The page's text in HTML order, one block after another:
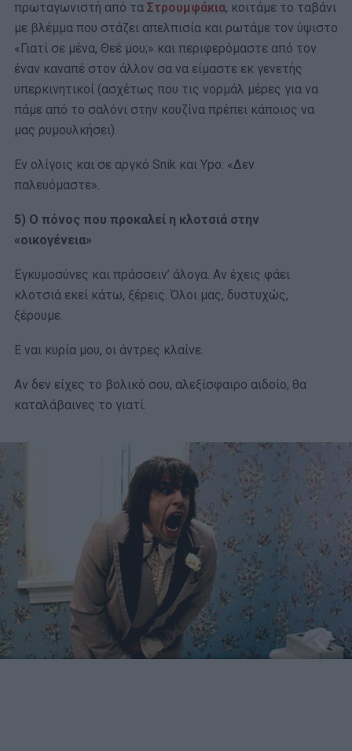
πρωταγωνιστή από τα Στρουμφάκια, κοιτάμε το ταβάνι
με βλέμμα που στάζει απελπισία και ρωτάμε τον ύψιστο
«Γιατί σε μένα, Θεέ μου;» και περιφερόμαστε από τον
έναν καναπέ στον άλλον σα να είμαστε εκ γενετής
υπερκινητικοί (ασχέτως που τις νορμάλ μέρες για να
πάμε από το σαλόνι στην κουζίνα πρέπει κάποιος να
μας ρυμουλκήσει).
Εν ολίγοις και σε αργκό Snik και Ypo: «Δεν
παλευόμαστε».
5) Ο πόνος που προκαλεί η κλοτσιά στην
«οικογένεια»
Εγκυμοσύνες και πράσσειν’ άλογα. Αν έχεις φάει
κλοτσιά εκεί κάτω, ξέρεις. Όλοι μας, δυστυχώς,
ξέρουμε.
Ε ναι κυρία μου, οι άντρες κλαίνε.
Αν δεν είχες το βολικό σου, αλεξίσφαιρο αιδοίο, θα
καταλάβαινες το γιατί.